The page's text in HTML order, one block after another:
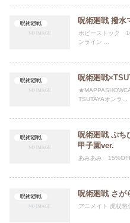
呪術廻戦 呪術廻戦 撥水
ホビーストック
ンライン ...
呪術廻戦 呪術廻戦
TSUTAYAオンラ...
呪術廻戦
呪術廻戦 ぷち
甲子園ver.
あみあみ
呪術廻戦 呪術廻戦 さが
アニメイト 虎杖悠